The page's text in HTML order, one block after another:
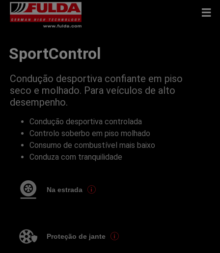
SportControl
Condução desportiva confiante em piso
seco e molhado. Para veículos de alto
desempenho.
Condução desportiva controlada
Controlo soberbo em piso molhado
Consumo de combustível mais baixo
Conduza com tranquilidade
Na estrada
Proteção de jante